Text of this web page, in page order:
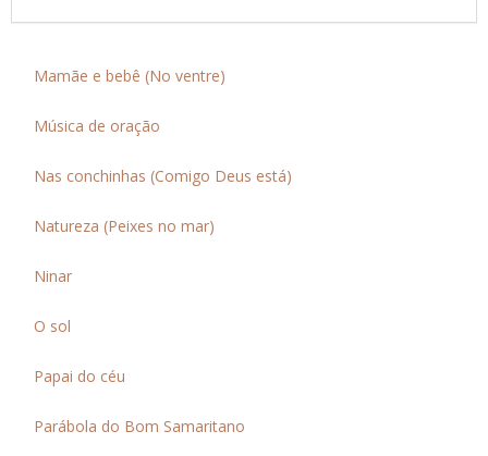
Mamãe e bebê (No ventre)
Música de oração
Nas conchinhas (Comigo Deus está)
Natureza (Peixes no mar)
Ninar
O sol
Papai do céu
Parábola do Bom Samaritano